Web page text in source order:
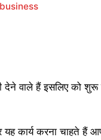
business
देने वाले हैं इसलिए को
कार्य करना चाहते